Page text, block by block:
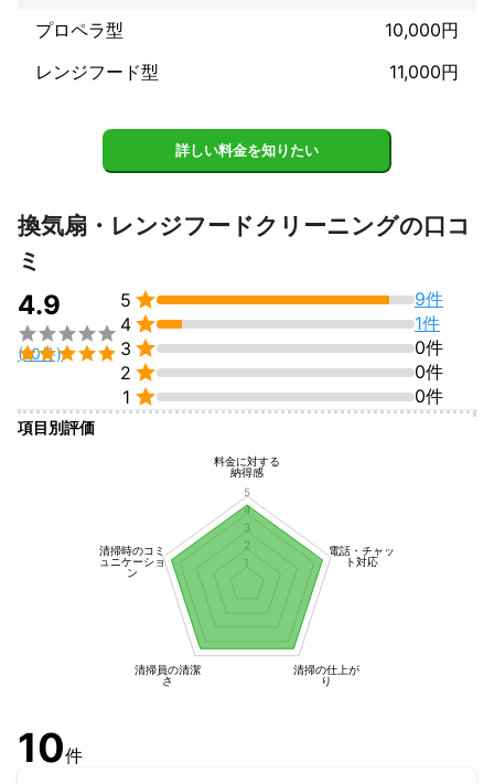
ご依頼を多く受けております。ミツモア上の口コミでは星５の高
問わず 数多く作業をしてきております。 昨年大手家電量販店様か
らのご依頼で、家電量販店主催のハウスクリーニングキャンペー
す。お問い合わせ・ご相談でも構いませんので、お気軽にご連絡
プロペラ型
10,000円
レンジフード型
11,000円
詳しい料金を知りたい
換気扇・レンジフードクリーニングの口コ
ミ
4.9


(10件)
5 
9件
4 
1件
3 
0件
2 
0件
1  0件
項目別評価
料金に対する
納得感
電話・チャッ
ト対応
清掃の仕上が
り
清掃員の清潔
さ
清掃時のコミ
ュニケーショ
ン
1
2
3
4
5
10件